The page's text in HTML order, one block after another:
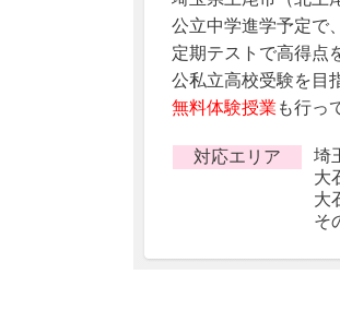
公立中学進学予定で
定期テストで高得点
公私立高校受験を目
無料体験授業 も行っ
対応エリア
埼
大
大
そ